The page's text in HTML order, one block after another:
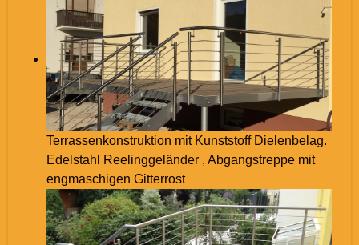
Terrassenkonstruktion mit Kunststoff Dielenbelag.
Edelstahl Reelinggeländer , Abgangstreppe mit
engmaschigen Gitterrost